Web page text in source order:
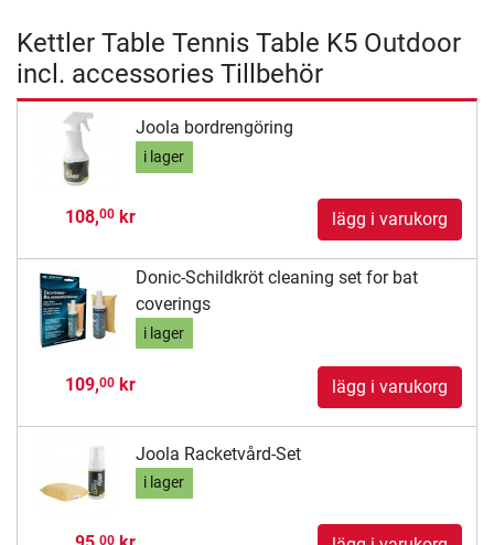
Kettler Table Tennis Table K5 Outdoor
incl. accessories Tillbehör
Joola bordrengöring
i lager
108,00kr lägg i varukorg
Donic-Schildkröt cleaning set for bat
coverings
i lager
109,00kr lägg i varukorg
Joola Racketvård-Set
i lager
00